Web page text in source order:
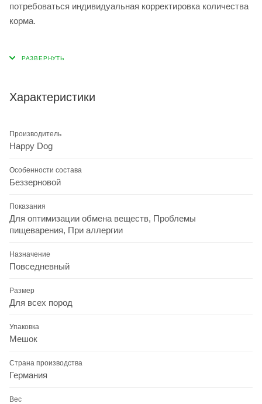
потребоваться индивидуальная корректировка количества
корма.
Характеристики
Производитель
Happy Dog
Особенности состава
Беззерновой
Показания
Для оптимизации обмена веществ, Проблемы
пищеварения, При аллергии
Назначение
Повседневный
Размер
Для всех пород
Упаковка
Мешок
Страна производства
Германия
Вес